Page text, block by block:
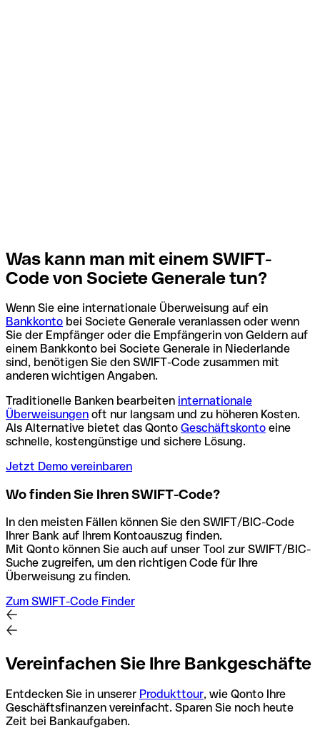
Was kann man mit einem SWIFT-
Code von Societe Generale tun?
Wenn Sie eine internationale Überweisung auf ein
Bankkonto bei Societe Generale veranlassen oder wenn
Sie der Empfänger oder die Empfängerin von Geldern auf
einem Bankkonto bei Societe Generale in Niederlande
sind, benötigen Sie den SWIFT-Code zusammen mit
anderen wichtigen Angaben.
Traditionelle Banken bearbeiten internationale
Überweisungen oft nur langsam und zu höheren Kosten.
Als Alternative bietet das Qonto Geschäftskonto eine
schnelle, kostengünstige und sichere Lösung.
Jetzt Demo vereinbaren
Wo finden Sie Ihren SWIFT-Code?
In den meisten Fällen können Sie den SWIFT/BIC-Code
Ihrer Bank auf Ihrem Kontoauszug finden.
Mit Qonto können Sie auch auf unser Tool zur SWIFT/BIC-
Suche zugreifen, um den richtigen Code für Ihre
Überweisung zu finden.
Zum SWIFT-Code Finder
Vereinfachen Sie Ihre Bankgeschäfte
Entdecken Sie in unserer Produkttour, wie Qonto Ihre
Geschäftsfinanzen vereinfacht. Sparen Sie noch heute
Zeit bei Bankaufgaben.